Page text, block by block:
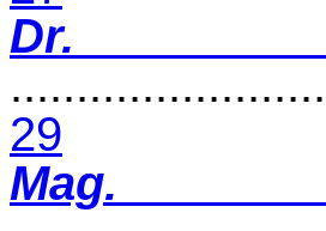
Dr.
29
Mag.